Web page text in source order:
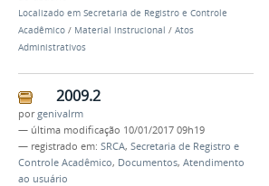
Localizado em Secretaria de Registro e Controle
Acadêmico / Material instrucional / Atos
Administrativos
2009.2
porgenivalrm
— última modificação 10/01/2017 09h19
— registrado em: SRCA, Secretaria de Registro e
Controle Acadêmico, Documentos, Atendimento
ao usuário